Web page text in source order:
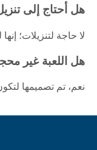
هل أحتاج إلى
لا حاجة لتنزيلات؛
هل اللعبة غير
نعم، تم تصميمها